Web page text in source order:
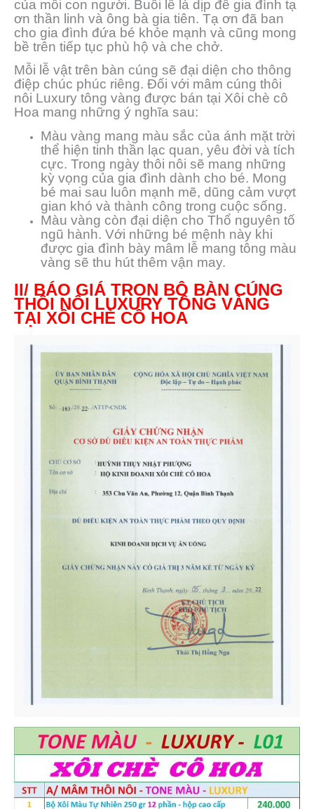
của mỗi con người. Buổi lễ là dịp để gia đình tạ
ơn thần linh và ông bà gia tiên. Tạ ơn đã ban
cho gia đình đứa bé khỏe mạnh và cũng mong
bề trên tiếp tục phù hộ và che chở.
Mỗi lễ vật trên bàn cúng sẽ đại diện cho thông
điệp chúc phúc riêng. Đối với mâm cúng thôi
nôi Luxury tông vàng được bán tại Xôi chè cô
Hoa mang những ý nghĩa sau:
Màu vàng mang màu sắc của ánh mặt trời
thể hiện tinh thần lạc quan, yêu đời và tích
cực. Trong ngày thôi nôi sẽ mang những
kỳ vọng của gia đình dành cho bé. Mong
bé mai sau luôn mạnh mẽ, dũng cảm vượt
gian khó và thành công trong cuộc sống.
Màu vàng còn đại diện cho Thổ nguyên tố
ngũ hành. Với những bé mệnh này khi
được gia đình bày mâm lễ mang tông màu
vàng sẽ thu hút thêm vận may.
II/ BÁO GIÁ TRỌN BỘ BÀN CÚNG
THÔI NÔI LUXURY TÔNG VÀNG
TẠI XÔI CHÈ CÔ HOA